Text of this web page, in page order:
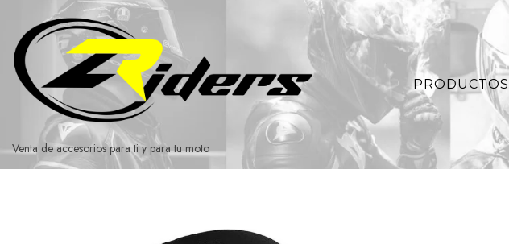
contenido
Venta de accesorios para ti y para tu moto
PRODUCTOS